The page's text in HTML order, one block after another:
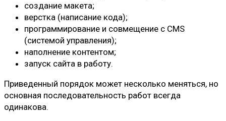
создание макета;
верстка (написание кода);
программирование и совмещение с CMS
(системой управления);
наполнение контентом;
запуск сайта в работу.
Приведенный порядок может несколько меняться, но
основная последовательность работ всегда
одинакова.